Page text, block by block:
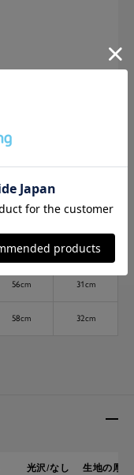
肩幅 袖丈
56cm 31cm
58cm 32cm
光沢/なし 生地の厚